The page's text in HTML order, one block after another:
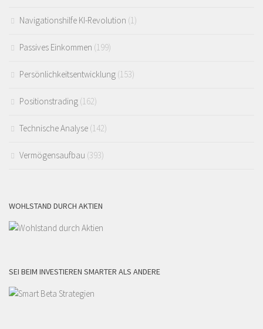
Navigationshilfe KI-Revolution (1)
Passives Einkommen (199)
Persönlichkeitsentwicklung (153)
Positionstrading (162)
Technische Analyse (142)
Vermögensaufbau (393)
WOHLSTAND DURCH AKTIEN
SEI BEIM INVESTIEREN SMARTER ALS ANDERE